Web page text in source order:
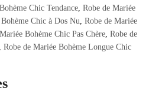
Chic Tendance Robe de Mariée
Chic à Dos Nu Robe de Mariée
Bohème Chic Pas Chère, Robe de
Robe de Mariée Bohème Longue Chic